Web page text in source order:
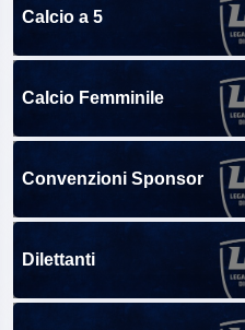
Calcio a 5
Calcio Femminile
Convenzioni Sponsor
Dilettanti